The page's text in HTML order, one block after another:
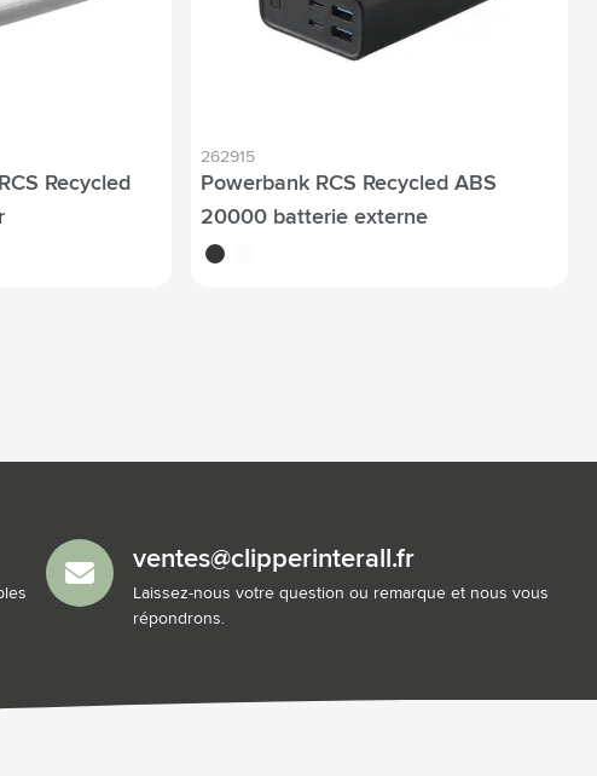
Recycled
262915
Powerbank RCS Recycled ABS
20000 batterie externe
noir
ventes@clipperinterall.fr
Laissez-nous votre question ou remarque et nous vous
répondrons.